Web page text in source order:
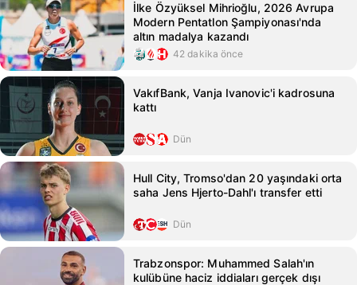
İlke Özyüksel Mihrioğlu, 2026 Avrupa
Modern Pentatlon Şampiyonası'nda
altın madalya kazandı
42 dakika önce
VakıfBank, Vanja Ivanovic'i kadrosuna
kattı
Dün
Hull City, Tromso'dan 20 yaşındaki orta
saha Jens Hjerto-Dahl'ı transfer etti
Dün
Trabzonspor: Muhammed Salah'ın
kulübüne haciz iddiaları gerçek dışı